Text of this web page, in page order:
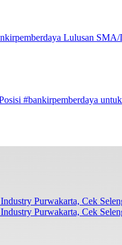
Lulusan SMA/
#bankirpemberdaya
Purwakarta, Cek